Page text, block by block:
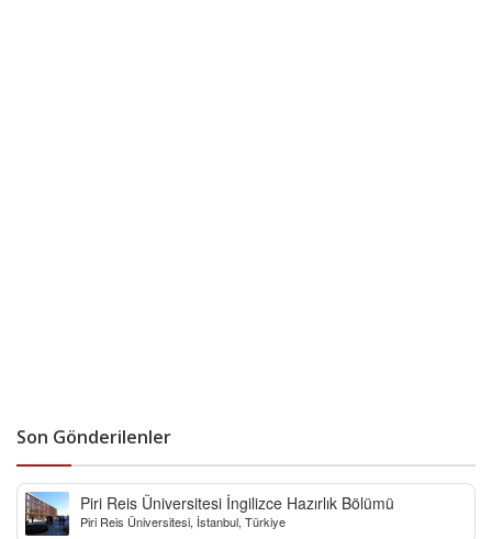
Son Gönderilenler
Piri Reis Üniversitesi İngilizce Hazırlık Bölümü
Piri Reis Üniversitesi, İstanbul, Türkiye